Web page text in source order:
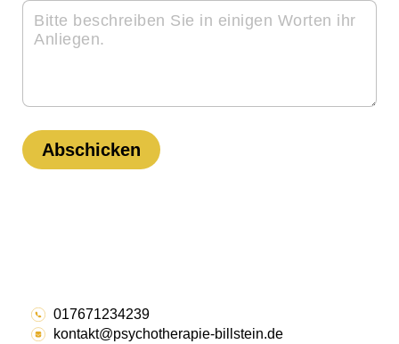
Abschicken
017671234239
kontakt@psychotherapie-billstein.de